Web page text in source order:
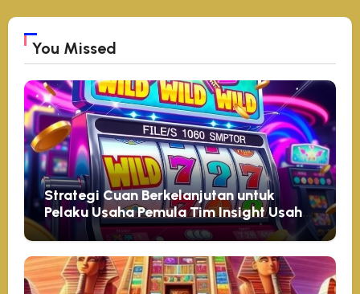
https://www.vernonparkgym.com/
You Missed
Strategi Cuan Berkelanjutan untuk
Pelaku Usaha Pemula Tim Insight Usaha
10 Mei 2026